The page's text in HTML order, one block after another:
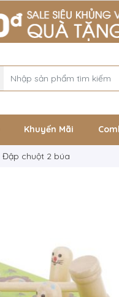
Khuyến Mãi
Đập chuột 2 búa